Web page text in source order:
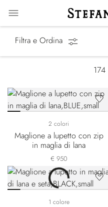
Filtra e Ordina
174
2 colori
Maglione a lupetto con zip
in maglia di lana
€ 950
1 colore